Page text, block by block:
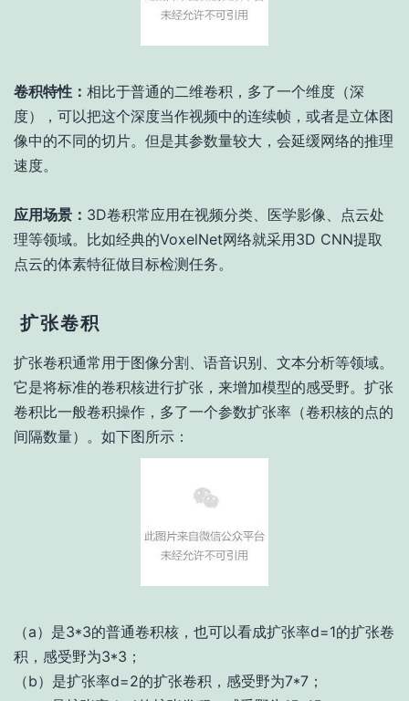
卷积特性： 相比于普通的二维卷积，多了一个维度（深
度），可以把这个深度当作视频中的连续帧，或者是立体图
像中的不同的切片。但是其参数量较大，会延缓网络的推理
速度。
应用场景： 3D卷积常应用在视频分类、医学影像、点云处
理等领域。比如经典的VoxelNet网络就采用3D CNN提取
点云的体素特征做目标检测任务。
扩张卷积
扩张卷积通常用于图像分割、语音识别、文本分析等领域。
它是将标准的卷积核进行扩张，来增加模型的感受野。扩张
卷积比一般卷积操作，多了一个参数扩张率（卷积核的点的
间隔数量）。如下图所示：
（a）是3*3的普通卷积核，也可以看成扩张率d=1的扩张卷
积，感受野为3*3；
（b）是扩张率d=2的扩张卷积，感受野为7*7；